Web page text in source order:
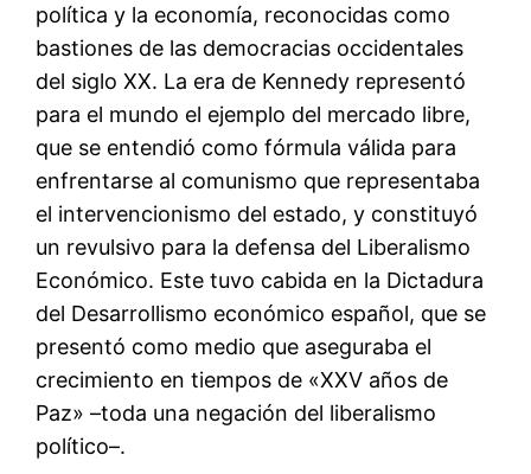
política y la economía, reconocidas como
bastiones de las democracias occidentales
del siglo XX. La era de Kennedy representó
para el mundo el ejemplo del mercado libre,
que se entendió como fórmula válida para
enfrentarse al comunismo que representaba
el intervencionismo del estado, y constituyó
un revulsivo para la defensa del Liberalismo
Económico. Este tuvo cabida en la Dictadura
del Desarrollismo económico español, que se
presentó como medio que aseguraba el
crecimiento en tiempos de «XXV años de
Paz» –toda una negación del liberalismo
político–.